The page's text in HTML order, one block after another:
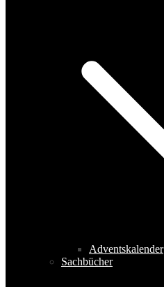
Adventskalender
Sachbücher